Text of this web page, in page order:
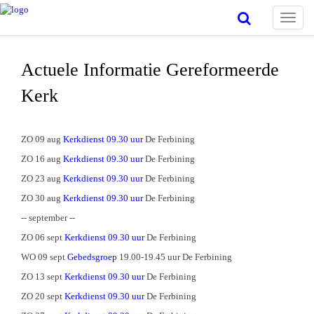
Toggle
Actuele Informatie Gereformeerde
Kerk
ZO 09 aug Kerkdienst 09.30 uurDe Ferbining
ZO 16 aug Kerkdienst 09.30 uurDe Ferbining
ZO 23 aug Kerkdienst 09.30 uurDe Ferbining
ZO 30 aug Kerkdienst 09.30 uurDe Ferbining
-- september --
ZO 06 sept Kerkdienst 09.30 uurDe Ferbining
WO 09 sept Gebedsgroep 19.00-19.45 uur De Ferbining
ZO 13 sept Kerkdienst 09.30 uurDe Ferbining
ZO 20 sept Kerkdienst 09.30 uurDe Ferbining